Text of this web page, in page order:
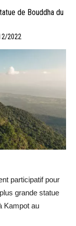
de Bouddha du
2022
participatif pour
grande statue
Kampot au